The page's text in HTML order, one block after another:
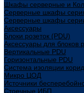
Шкафы серверные и
Серверные шкафы
Серверные шкафы
Аксессуары
Блоки розеток (PDU)
Аксессуары для блоков
Вертикальные PDU
Горизонтальные PDU
Система изоляции
Микро ЦОД
Источники
Стоечные ИБП